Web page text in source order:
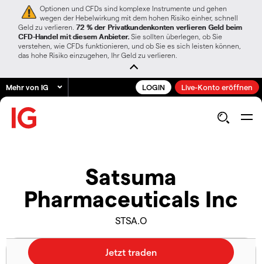
Optionen und CFDs sind komplexe Instrumente und gehen
wegen der Hebelwirkung mit dem hohen Risiko einher, schnell
Geld zu verlieren. 72 % der Privatkundenkonten verlieren Geld beim
CFD-Handel mit diesem Anbieter. Sie sollten überlegen, ob Sie
verstehen, wie CFDs funktionieren, und ob Sie es sich leisten können,
das hohe Risiko einzugehen, Ihr Geld zu verlieren.
Mehr von IG LOGIN Live-Konto eröffnen
Satsuma
Pharmaceuticals Inc
STSA.O